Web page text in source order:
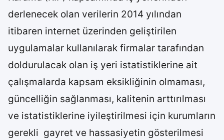
derlenecek olan verilerin 2014 yılından
itibaren internet üzerinden geliştirilen
uygulamalar kullanılarak firmalar tarafından
doldurulacak olan iş yeri istatistiklerine ait
çalışmalarda kapsam eksikliğinin olmaması,
güncelliğin sağlanması, kalitenin arttırılması
ve istatistiklerine iyileştirilmesi için kurumların
gerekli gayret ve hassasiyetin gösterilmesi